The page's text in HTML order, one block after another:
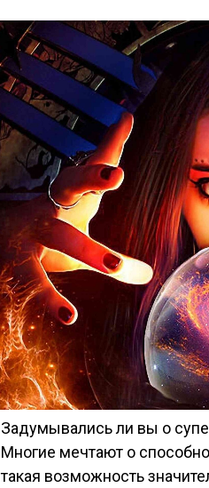
Задумывались ли вы о
Многие мечтают о
такая возможность